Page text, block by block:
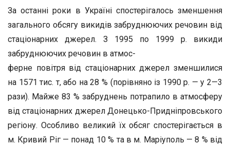
За останні роки в Україні спостерігалось зменшення
загального обсягу викидів забруднюючих речовин від
стаціонарних джерел. З 1995 по 1999 р. викиди
забруднюючих речовин в атмос-
ферне повітря від стаціонарних джерел зменшилися
на 1571 тис. т, або на 28 % (порівняно із 1990 р. — у 2—3
рази). Майже 83 % забруднень потрапило в атмосферу
від стаціонарних джерел Донецько-Придніпровського
регіону. Особливо великий їх обсяг спостерігається в
м. Кривий Ріг — понад 10 % та в м. Маріуполь — 8 % від